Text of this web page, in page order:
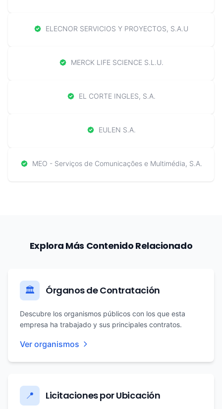
ELECNOR SERVICIOS Y PROYECTOS, S.A.U
MERCK LIFE SCIENCE S.L.U.
EL CORTE INGLES, S.A.
EULEN S.A.
MEO - Serviços de Comunicações e Multimédia, S.A.
Explora Más Contenido Relacionado
🏛️ Órganos de Contratación
Descubre los organismos públicos con los que esta
empresa ha trabajado y sus principales contratos.
Ver organismos
📍 Licitaciones por Ubicación